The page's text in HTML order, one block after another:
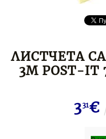
ЛИСТЧЕТА
3М POST-IT
331€